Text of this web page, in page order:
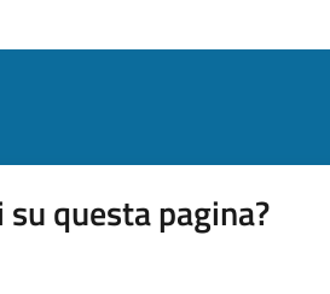
questa pagina?